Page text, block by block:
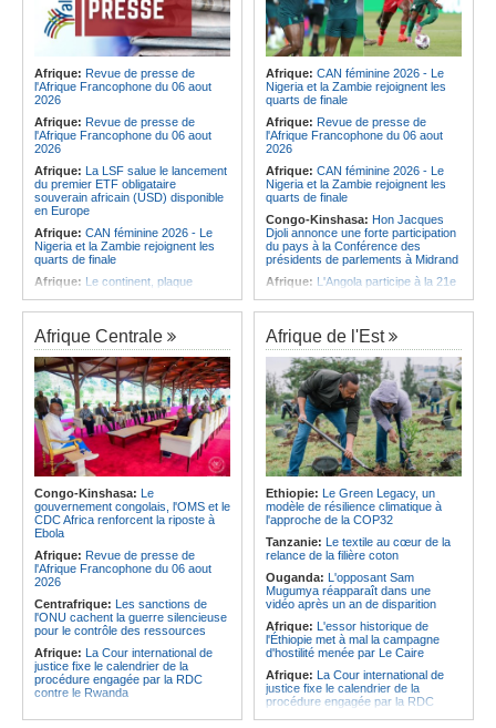
Afrique: Revue de presse de
l'Afrique Francophone du 06 aout
2026
Afrique: Revue de presse de
l'Afrique Francophone du 06 aout
2026
Afrique: La LSF salue le lancement
du premier ETF obligataire
souverain africain (USD) disponible
en Europe
Afrique: CAN féminine 2026 - Le
Nigeria et la Zambie rejoignent les
quarts de finale
Afrique: Le continent, plaque
Afrique:Pourquoi l'avenir du textile
africain est bien plus prometteur que
ne le laissent penser les chiffres
Afrique:L'essor historique de
l'Éthiopie met à mal la campagne
d'hostilité menée par Le Caire
Afrique:La Cour international de
justice fixe le calendrier de la
procédure engagée par la RDC
contre le Rwanda
Afrique:Ligue des Champions de la
CAF - L'Espérance exemptée au
premier tour, le Club Africain hérite
du Djoliba AC
Afrique: Un consortium européen
développe un modèle de production
novateur pour les ingrédients
opportunité pour le pays
Afrique: CAN féminine 2026 - Le
Nigeria et la Zambie rejoignent les
quarts de finale
Afrique: Revue de presse de
l'Afrique Francophone du 06 aout
2026
Afrique: CAN féminine 2026 - Le
Nigeria et la Zambie rejoignent les
quarts de finale
Congo-Kinshasa: Hon Jacques
Djoli annonce une forte participation
du pays à la Conférence des
présidents de parlements à Midrand
Afrique: L'Angola participe à la 21e
Afrique:CAN féminine - La Côte
d'Ivoire affrontera l'Algérie et le
Maroc fera face à l'Afrique du Sud
en quarts
Afrique: Revue de presse de
l'Afrique francophone du 05 août
2026
Afrique:L'Angola et l'UA préparent
le sommet sur la prévention et la
résolution des conflits
Angola:Le paiement échelonné
des services touristiques démarre
ce jeudi
Angola:Jiu-jitsu - Le pays
décroche une troisième médaille à
Afrique Centrale
Congo-Kinshasa: Le
gouvernement congolais, l'OMS et le
CDC Africa renforcent la riposte à
Ebola
Afrique: Revue de presse de
l'Afrique Francophone du 06 aout
2026
Centrafrique: Les sanctions de
l'ONU cachent la guerre silencieuse
pour le contrôle des ressources
Afrique: La Cour international de
justice fixe le calendrier de la
procédure engagée par la RDC
contre le Rwanda
Afrique de l'Est
Ethiopie: Le Green Legacy, un
modèle de résilience climatique à
l'approche de la COP32
Tanzanie: Le textile au cœur de la
relance de la filière coton
Ouganda: L'opposant Sam
Mugumya réapparaît dans une
vidéo après un an de disparition
Afrique: L'essor historique de
l'Éthiopie met à mal la campagne
d'hostilité menée par Le Caire
Afrique: La Cour international de
justice fixe le calendrier de la
procédure engagée par la RDC